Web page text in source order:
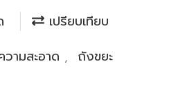
เปรียบเทียบ
ามสะอาด , ถังขยะ